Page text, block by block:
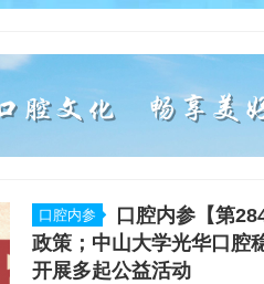
口腔内参
口腔内参【第
政策；中山大学光华口腔
开展多起公益活动